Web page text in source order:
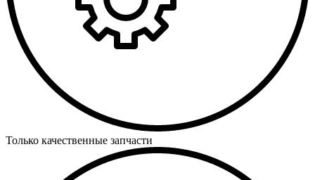
Только качественные запчасти